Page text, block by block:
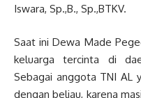
Iswara, Sp.,B., Sp.,BTKV.
Saat ini Dewa Made
keluarga tercinta di
Sebagai anggota TNI AL
dengan beliau, karena